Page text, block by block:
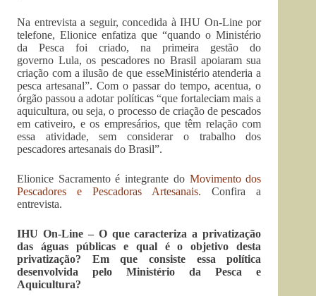
Na entrevista a seguir, concedida à IHU On-Line por
telefone, Elionice enfatiza que “quando o Ministério
da Pesca foi criado, na primeira gestão do
governo Lula, os pescadores no Brasil apoiaram sua
criação com a ilusão de que esseMinistério atenderia a
pesca artesanal”. Com o passar do tempo, acentua, o
órgão passou a adotar políticas “que fortaleciam mais a
aquicultura, ou seja, o processo de criação de pescados
em cativeiro, e os empresários, que têm relação com
essa atividade, sem considerar o trabalho dos
pescadores artesanais do Brasil”.
Elionice Sacramento é integrante do Movimento dos
Pescadores e Pescadoras Artesanais. Confira a
entrevista.
IHU On-Line – O que caracteriza a privatização
das águas públicas e qual é o objetivo desta
privatização? Em que consiste essa política
desenvolvida pelo Ministério da Pesca e
Aquicultura?